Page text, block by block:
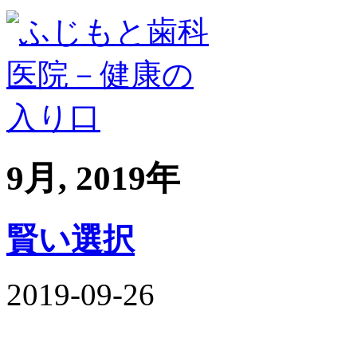
9月, 2019年
賢い選択
2019-09-26